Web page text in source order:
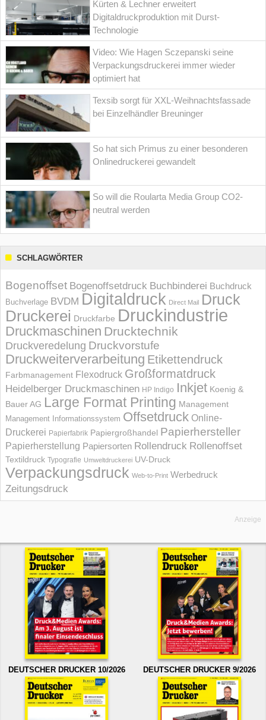
Kürten & Lechner erweitert
Digitaldruckproduktion mit Durst-
Technologie
Video: Wie Hagen Sczepanski seine
Verpackungsdruckerei immer wieder
optimiert hat
Texsib sorgt für XXL-Weihnachtsfassade
bei Einzelhändler Breuninger
So hat sich Primus zu einer besonderen
Onlinedruckerei gewandelt
So will die Roularta Media Group CO2-
neutral werden
SCHLAGWÖRTER
Bogenoffset Bogenoffsetdruck Buchbinderei Buchdruck
Buchverlage BVDM Digitaldruck Direct Mail Druck
Druckerei Druckfarbe Druckindustrie
Druckmaschinen Drucktechnik
Druckveredelung Druckvorstufe
Druckweiterverarbeitung Etikettendruck
Farbmanagement Flexodruck Großformatdruck
Heidelberger Druckmaschinen HP Indigo Inkjet Koenig &
Bauer AG Large Format Printing Management
Management Informations­system Offsetdruck Online-
Druckerei Papierfabrik Papiergroßhandel Papierhersteller
Papierherstellung Papiersorten Rollendruck Rollenoffset
Textildruck Typografie Umweltdruckerei UV-Druck
Verpackungsdruck Web-to-Print Werbedruck
Zeitungsdruck
Anzeige
DEUTSCHER DRUCKER 10/2026 DEUTSCHER DRUCKER 9/2026